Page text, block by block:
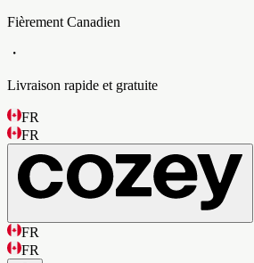
Fièrement Canadien
・
Livraison rapide et gratuite
FR
FR
FR
FR